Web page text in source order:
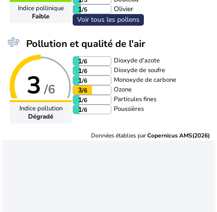
Indice pollinique
Faible
1/5
Olivier
Voir tous les pollens
Pollution et qualité de l'air
3 /6
Indice pollution
Dégradé
1/6 Dioxyde d'azote
1/6 Dioxyde de soufre
1/6 Monoxyde de carbone
3/6 Ozone
1/6 Particules fines
1/6 Poussières
Données établies parCopernicus AMS(2026)